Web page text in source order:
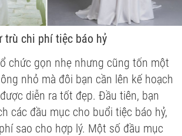
trù chi phí tiệc báo hỷ
chức gọn nhẹ nhưng cũng tốn một
nhỏ mà đôi bạn cần lên kế hoạch
diễn ra tốt đẹp. Đầu tiên, bạn
các đầu mục cho buổi tiệc báo hỷ,
sao cho hợp lý. Một số đầu mục